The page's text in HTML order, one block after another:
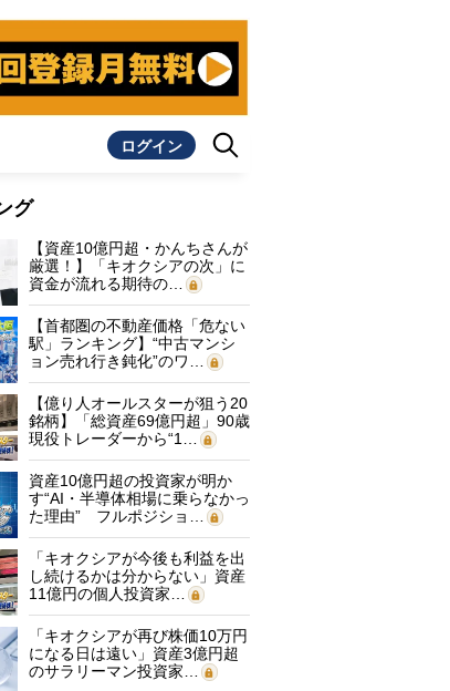
ログイン
グ
【資産10億円超・かんちさんが
厳選！】「キオクシアの次」に
資金が流れる期待の…
【首都圏の不動産価格「危ない
駅」ランキング】“中古マンシ
ョン売れ行き鈍化”のワ…
【億り人オールスターが狙う20
銘柄】「総資産69億円超」90歳
現役トレーダーから“1…
資産10億円超の投資家が明か
す“AI・半導体相場に乗らなかっ
た理由” フルポジショ…
「キオクシアが今後も利益を出
し続けるかは分からない」資産
11億円の個人投資家…
「キオクシアが再び株価10万円
になる日は遠い」資産3億円超
のサラリーマン投資家…